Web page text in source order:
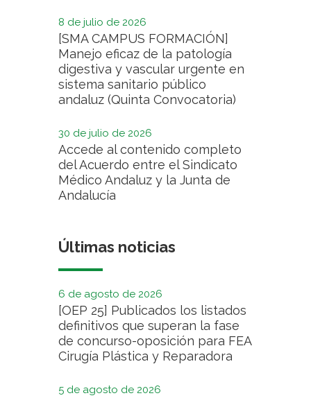
8 de julio de 2026
[SMA CAMPUS FORMACIÓN]
Manejo eficaz de la patología
digestiva y vascular urgente en
sistema sanitario público
andaluz (Quinta Convocatoria)
30 de julio de 2026
Accede al contenido completo
del Acuerdo entre el Sindicato
Médico Andaluz y la Junta de
Andalucía
Últimas noticias
6 de agosto de 2026
[OEP 25] Publicados los listados
definitivos que superan la fase
de concurso-oposición para FEA
Cirugía Plástica y Reparadora
5 de agosto de 2026